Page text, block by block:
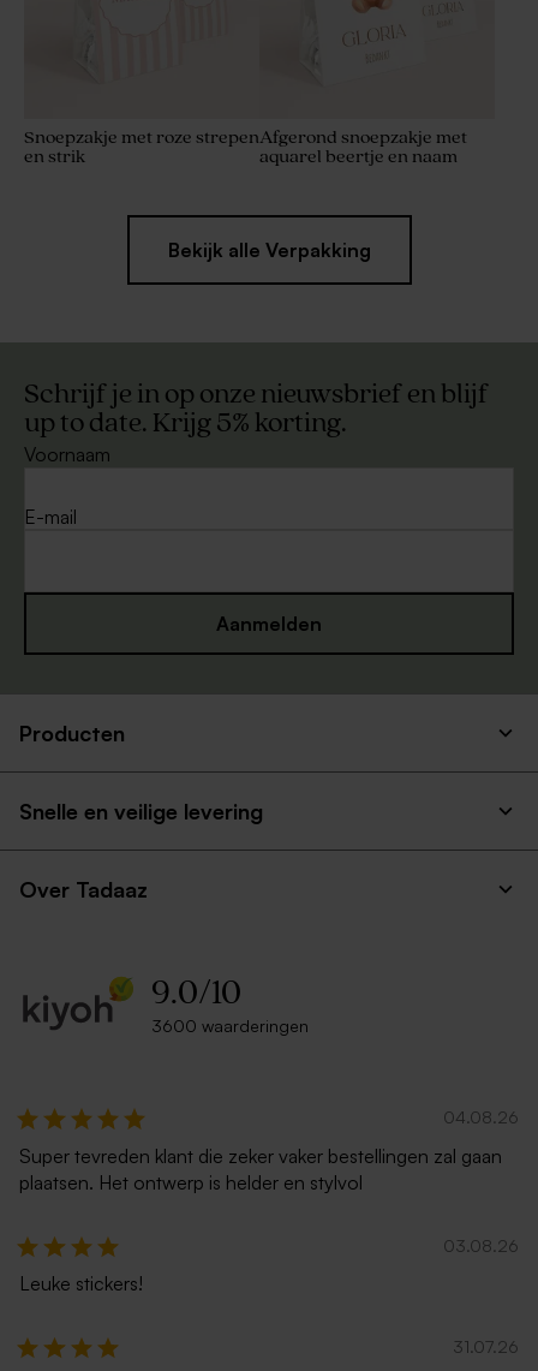
Snoepzakje met roze strepen
en strik
Afgerond snoepzakje met
aquarel beertje en naam
Bekijk alle Verpakking
Schrijf je in op onze nieuwsbrief en blijf
up to date. Krijg 5% korting.
Voornaam
E-mail
Aanmelden
Producten
Snelle en veilige levering
Over Tadaaz
9.0/10
3600 waarderingen
04.08.26
Super tevreden klant die zeker vaker bestellingen zal gaan
plaatsen. Het ontwerp is helder en stylvol
03.08.26
Leuke stickers!
31.07.26